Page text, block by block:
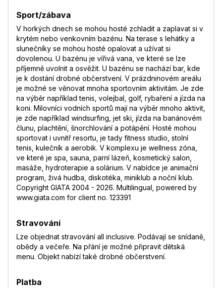
Sport/zábava
V horkých dnech se mohou hosté zchladit a zaplavat si v
krytém nebo venkovním bazénu. Na terase s lehátky a
slunečníky se mohou hosté opalovat a užívat si
dovolenou. U bazénu je vířivá vana, ve které se lze
příjemně uvolnit a osvěžit. U bazénu se nachází bar, kde
je k dostání drobné občerstvení. V prázdninovém areálu
je možné se věnovat mnoha sportovním aktivitám. Je zde
na výběr například tenis, volejbal, golf, rybaření a jízda na
koni. Milovníci vodních sportů mají na výběr mnoho aktivit,
je zde například windsurfing, jet ski, jízda na banánovém
člunu, plachtění, šnorchlování a potápění. Hosté mohou
sportovat i uvnitř resortu, je tady fitness studio, stolní
tenis, kulečník a aerobik. V komplexu je wellness zóna,
ve které je spa, sauna, parní lázeň, kosmetický salon,
masáže, hydroterapie a solárium. V nabídce je animační
program, živá hudba, diskotéka, miniklub a noční klub.
Copyright GIATA 2004 - 2026. Multilingual, powered by
www.giata.com for client no. 123391
Stravování
Lze objednat stravování all inclusive. Podávají se snídaně,
obědy a večeře. Na přání je možné připravit dětská
menu. Objekt nabízí také drobné občerstvení.
Platba